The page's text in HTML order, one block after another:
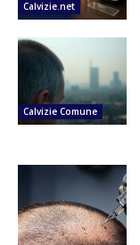
Calvizie.net
Calvizie Comune